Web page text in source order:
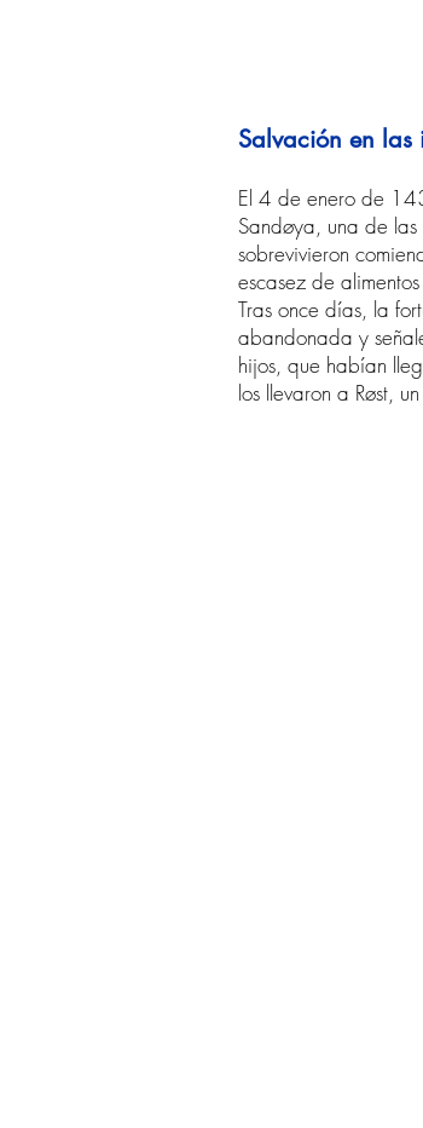
Salvación en las
El 4 de enero de
Sandøya, una de
sobrevivieron
escasez de
Tras once días, la
abandonada y
hijos, que habían
los llevaron a Røst,